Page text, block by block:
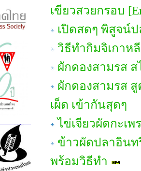
เขียวสวยกรอบ
เปิดสดๆ พิสูจน์
วิธีทำกิมจิเกาห
ผักดองสามรส
ผักดองสามรส
เผ็ด เข้ากันสุดๆ
ไข่เจียวผัดกะเพ
ข้าวผัดปลาอินท
พร้อมวิธีทำ